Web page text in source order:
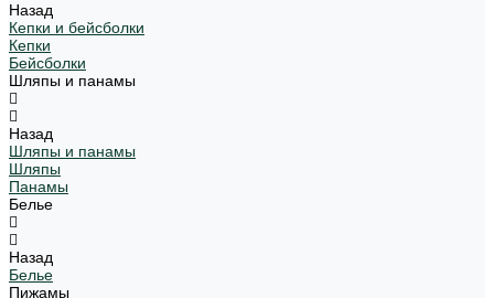
Назад
Кепки и бейсболки
Кепки
Бейсболки
Шляпы и панамы
Назад
Шляпы и панамы
Шляпы
Панамы
Белье
Назад
Белье
Пижамы